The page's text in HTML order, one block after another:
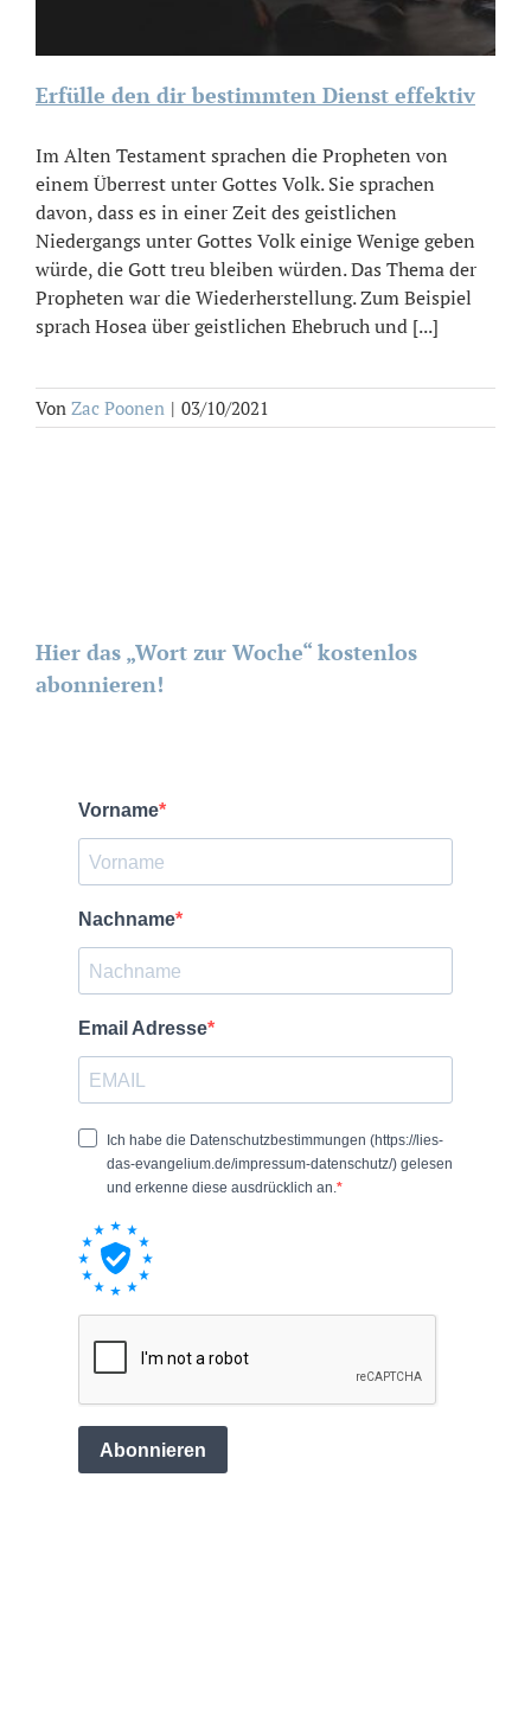
Erfülle den dir bestimmten Dienst effektiv
Im Alten Testament sprachen die Propheten von
einem Überrest unter Gottes Volk. Sie sprachen
davon, dass es in einer Zeit des geistlichen
Niedergangs unter Gottes Volk einige Wenige geben
würde, die Gott treu bleiben würden. Das Thema der
Propheten war die Wiederherstellung. Zum Beispiel
sprach Hosea über geistlichen Ehebruch und [...]
Von Zac Poonen | 03/10/2021
Hier das „Wort zur Woche“ kostenlos
abonnieren!